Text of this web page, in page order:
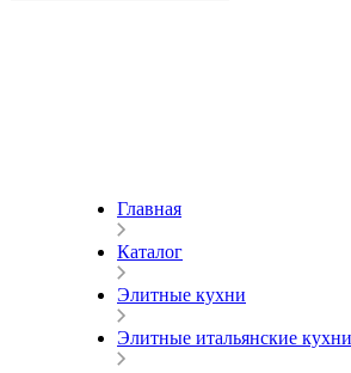
Главная
Каталог
Элитные кухни
Элитные итальянские кухни